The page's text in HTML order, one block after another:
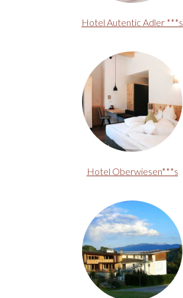
Hotel Autentic Adler ***s
Hotel Oberwiesen***s